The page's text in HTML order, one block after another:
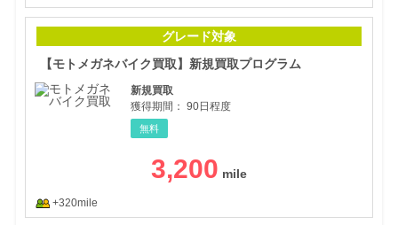
グレード対象
【モトメガネバイク買取】新規買取プログラム
新規買取
獲得期間： 90日程度
無料
3,200
+320mile